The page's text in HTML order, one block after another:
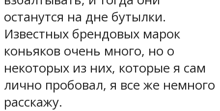
останутся на дне бутылки.
Известных брендовых марок
коньяков очень много, но о
некоторых из них, которые я сам
лично пробовал, я все же немного
расскажу.